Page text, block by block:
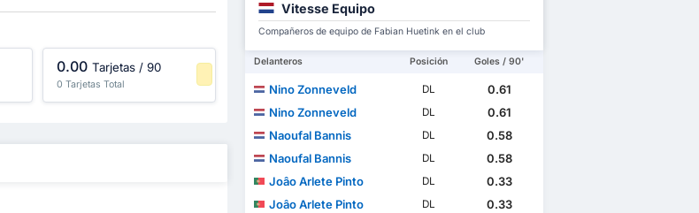
0.00 Tarjetas / 90
0 Tarjetas Total
-1 Percentil
Vitesse Equipo
Compañeros de equipo de Fabian Huetink en el club
Delanteros Posición Goles / 90'
Nino Zonneveld DL
0.61
Nino Zonneveld
DL
0.61
Naoufal Bannis
DL
0.58
Naoufal Bannis
DL
0.58
Joâo Arlete Pinto
DL
0.33
Joâo Arlete Pinto
DL
0.33